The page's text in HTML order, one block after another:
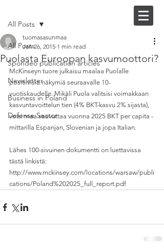
All Posts
Spondeo publication articles
Newsletter
Business in Poland
Defense Sector
All Posts
Puolasta Euroopan kasvumoottori?
tuomasasunmaa
Jan 26, 2015 1 min read
McKinseyn tuore julkaisu maalaa Puolalle
positiivisia näkymiä seuraavalle 10-
vuotiskaudelle. Mikäli Puola valitsisi voimakkaan
kasvuntavoittelun tien (4% BKT-kasvu 2% sijasta),
voisi maa saavuttaa vuonna 2025 BKT per capita -
mittarilla Espanjan, Slovenian ja jopa Italian.
Lähes 100-sivuinen dokumentti on luettavissa
tästä linkistä:
http://www.mckinsey.com/locations/warsaw/publi
cations/Poland%202025_full_report.pdf